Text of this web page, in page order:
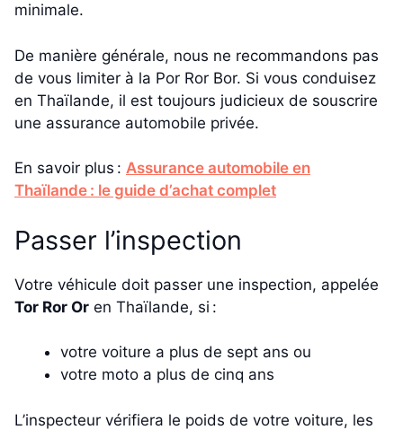
minimale.
De manière générale, nous ne recommandons pas
de vous limiter à la Por Ror Bor. Si vous conduisez
en Thaïlande, il est toujours judicieux de souscrire
une assurance automobile privée.
En savoir plus : Assurance automobile en
Thaïlande : le guide d’achat complet
Passer l’inspection
Votre véhicule doit passer une inspection, appelée
Tor Ror Or en Thaïlande, si :
votre voiture a plus de sept ans ou
votre moto a plus de cinq ans
L’inspecteur vérifiera le poids de votre voiture, les